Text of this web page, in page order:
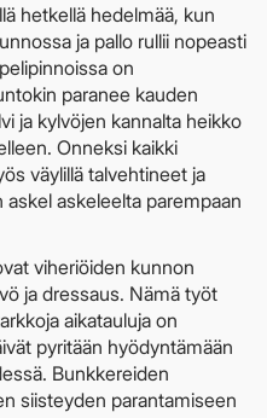
hetkellä hedelmää, kun
ja pallo rullii nopeasti
on
paranee kauden
ja kylvöjen kannalta heikko
Onneksi kaikki
väylillä talvehtineet ja
askel askeleelta parempaan
viheriöiden kunnon
ja dressaus. Nämä työt
aikatauluja on
pyritään hyödyntämään
Bunkkereiden
siisteyden parantamiseen